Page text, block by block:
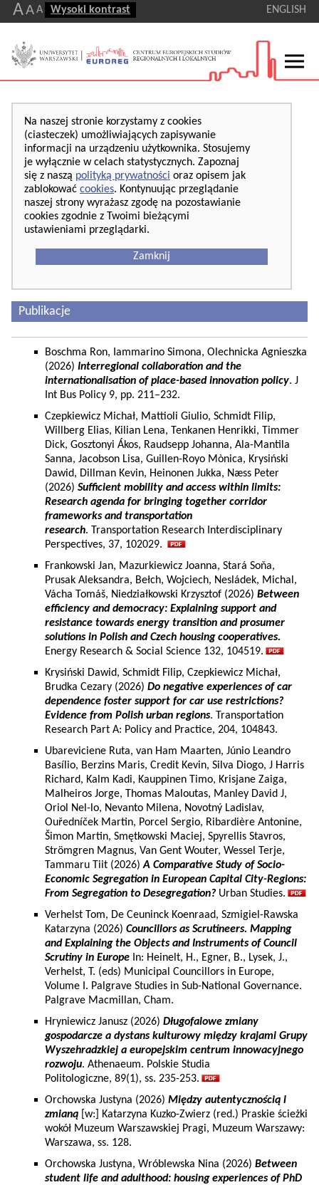
AA A Wysoki kontrast ENGLISH
Na naszej stronie korzystamy z cookies
(ciasteczek) umożliwiających zapisywanie
informacji na urządzeniu użytkownika. Stosujemy
je wyłącznie w celach statystycznych. Zapoznaj
się z naszą polityką prywatności oraz opisem jak
zablokować cookies. Kontynuując przeglądanie
naszej strony wyrażasz zgodę na pozostawianie
cookies zgodnie z Twoimi bieżącymi
ustawieniami przeglądarki.
Zamknij
Publikacje
Boschma Ron, Iammarino Simona, Olechnicka Agnieszka
(2026) Interregional collaboration and the
internationalisation of place-based innovation policy. J
Int Bus Policy 9, pp. 211–232.
Czepkiewicz Michał, Mattioli Giulio, Schmidt Filip,
Willberg Elias, Kilian Lena, Tenkanen Henrikki, Timmer
Dick, Gosztonyi Ákos, Raudsepp Johanna, Ala-Mantila
Sanna, Jacobson Lisa, Guillen-Royo Mònica, Krysiński
Dawid, Dillman Kevin, Heinonen Jukka, Næss Peter
(2026) Sufficient mobility and access within limits:
Research agenda for bringing together corridor
frameworks and transportation
research. Transportation Research Interdisciplinary
Perspectives, 37, 102029.
Frankowski Jan, Mazurkiewicz Joanna, Stará Soňa,
Prusak Aleksandra, Bełch, Wojciech, Nesládek, Michal,
Vácha Tomáš, Niedziałkowski Krzysztof (2026) Between
efficiency and democracy: Explaining support and
resistance towards energy transition and prosumer
solutions in Polish and Czech housing cooperatives.
Energy Research & Social Science 132, 104519.
Krysiński Dawid, Schmidt Filip, Czepkiewicz Michał,
Brudka Cezary (2026) Do negative experiences of car
dependence foster support for car use restrictions?
Evidence from Polish urban regions. Transportation
Research Part A: Policy and Practice, 204, 104843.
Ubareviciene Ruta, van Ham Maarten, Júnio Leandro
Basílio, Berzins Maris, Credit Kevin, Silva Diogo, J Harris
Richard, Kalm Kadi, Kauppinen Timo, Krisjane Zaiga,
Malheiros Jorge, Thomas Maloutas, Manley David J,
Oriol Nel-lo, Nevanto Milena, Novotný Ladislav,
Ouředníček Martin, Porcel Sergio, Ribardière Antonine,
Šimon Martin, Smętkowski Maciej, Spyrellis Stavros,
Strömgren Magnus, Van Gent Wouter, Wessel Terje,
Tammaru Tiit (2026)A Comparative Study of Socio-
Economic Segregation in European Capital City-Regions:
From Segregation to Desegregation? Urban Studies.
Verhelst Tom, De Ceuninck Koenraad, Szmigiel-Rawska
Katarzyna (2026) Councillors as Scrutineers. Mapping
and Explaining the Objects and Instruments of Council
Scrutiny in Europe In: Heinelt, H., Egner, B., Lysek, J.,
Verhelst, T. (eds) Municipal Councillors in Europe,
Volume I. Palgrave Studies in Sub-National Governance.
Palgrave Macmillan, Cham.
Hryniewicz Janusz (2026) Długofalowe zmiany
gospodarcze a dystans kulturowy między krajami Grupy
Wyszehradzkiej a europejskim centrum innowacyjnego
rozwoju. Athenaeum. Polskie Studia
Politologiczne, 89(1), ss. 235-253.
Orchowska Justyna (2026) Między autentycznością i
zmianą [w:] Katarzyna Kuzko-Zwierz (red.) Praskie ścieżki
wokół Muzeum Warszawskiej Pragi, Muzeum Warszawy:
Warszawa, ss. 128.
Orchowska Justyna, Wróblewska Nina (2026) Between
student life and adulthood: housing experiences of PhD